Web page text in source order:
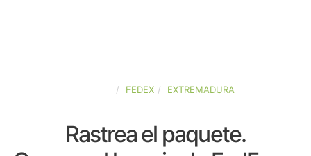
FEDEX EXTREMADURA
Rastrea el paquete.